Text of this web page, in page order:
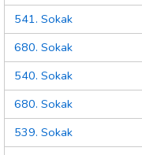
541. Sokak
680. Sokak
540. Sokak
680. Sokak
539. Sokak